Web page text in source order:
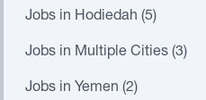
Jobs in Hodiedah (5)
Jobs in Multiple Cities (3)
Jobs in Yemen (2)